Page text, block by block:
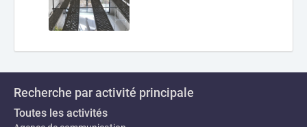
Recherche par activité principale
Toutes les activités